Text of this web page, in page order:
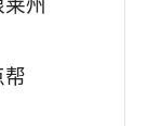
州
帮